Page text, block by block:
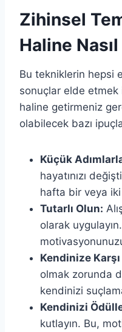
Zihinsel
Haline
Bu tekniklerin hepsi
sonuçlar elde etmek
haline getirmeniz
olabilecek bazı
Küçük
hayatınızı
hafta bir veya iki
Tutarlı Olun:
olarak
Kendinize
olmak zorunda
kendinizi
Kendinizi
kutlayın. Bu,